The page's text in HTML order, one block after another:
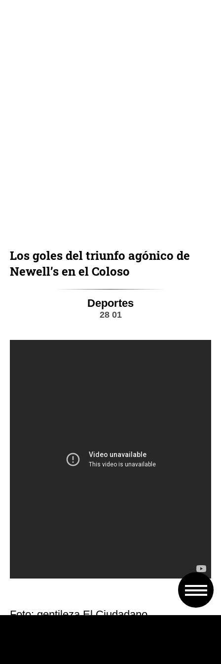
Los goles del triunfo agónico de
Newell’s en el Coloso
Deportes
28 01
Foto: gentileza El Ciudadano